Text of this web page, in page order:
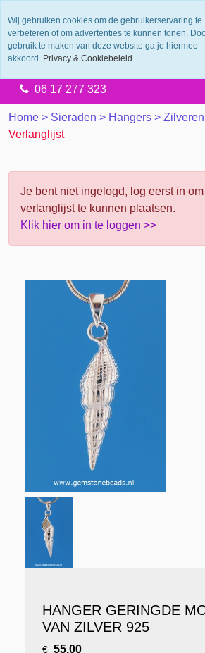
Levering 2 werkdagen
Gratis verzending vanaf €65.00
06 17 277 323
Home > Sieraden > Hangers >
Verlanglijst
Je bent niet ingelogd, log eerst in
verlanglijst te kunnen plaatsen.
Klik hier om in te loggen >>
HANGER GERINGDE
VAN ZILVER 925
€ 55.00
Wij gebruiken cookies om de gebruikerservaring te
verbeteren of om advertenties te kunnen tonen.
gebruik te maken van deze website ga je hiermee
akkoord. Privacy & Cookiebeleid